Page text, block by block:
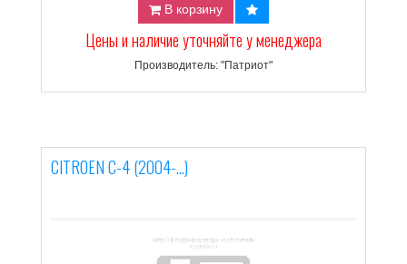
В корзину
Цены и наличие уточняйте у менеджера
Производитель: "Патриот"
CITROEN C-4 (2004-...)